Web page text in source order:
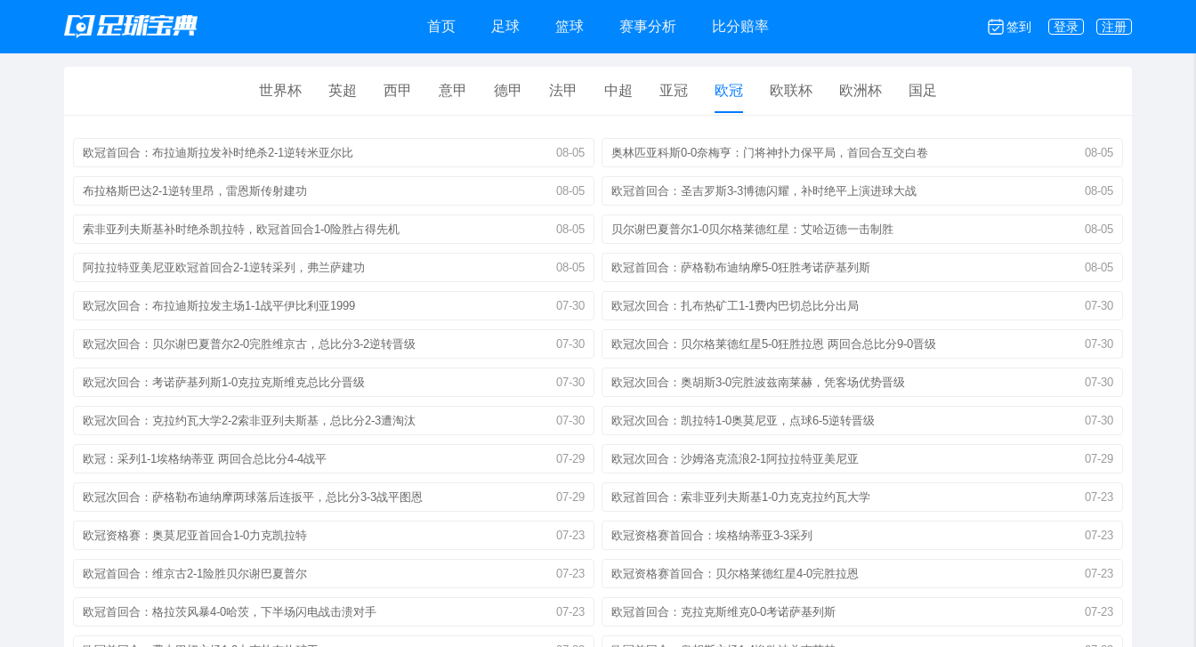
签到 登录 注册
首页 足球 篮球 赛事分析 比分赔率
世界杯 英超 西甲 意甲 德甲 法甲 中超 亚冠 欧冠 欧联杯 欧洲杯 国足
欧冠首回合：布拉迪斯拉发补时绝杀2-1逆转米亚尔比 08-05 奥林匹亚科斯0-0奈梅亨：门将神扑力保平局，首回合互交白卷 08-05
布拉格斯巴达2-1逆转里昂，雷恩斯传射建功 08-05 欧冠首回合：圣吉罗斯3-3博德闪耀，补时绝平上演进球大战 08-05
索非亚列夫斯基补时绝杀凯拉特，欧冠首回合1-0险胜占得先机 08-05 贝尔谢巴夏普尔1-0贝尔格莱德红星：艾哈迈德一击制胜 08-05
阿拉拉特亚美尼亚欧冠首回合2-1逆转采列，弗兰萨建功 08-05 欧冠首回合：萨格勒布迪纳摩5-0狂胜考诺萨基列斯 08-05
欧冠次回合：布拉迪斯拉发主场1-1战平伊比利亚1999 07-30 欧冠次回合：扎布热矿工1-1费内巴切总比分出局 07-30
欧冠次回合：贝尔谢巴夏普尔2-0完胜维京古，总比分3-2逆转晋级 07-30 欧冠次回合：贝尔格莱德红星5-0狂胜拉恩 两回合总比分9-0晋级 07-30
欧冠次回合：考诺萨基列斯1-0克拉克斯维克总比分晋级 07-30 欧冠次回合：奥胡斯3-0完胜波兹南莱赫，凭客场优势晋级 07-30
欧冠次回合：克拉约瓦大学2-2索非亚列夫斯基，总比分2-3遭淘汰 07-30 欧冠次回合：凯拉特1-0奥莫尼亚，点球6-5逆转晋级 07-30
欧冠：采列1-1埃格纳蒂亚 两回合总比分4-4战平 07-29 欧冠次回合：沙姆洛克流浪2-1阿拉拉特亚美尼亚 07-29
欧冠次回合：萨格勒布迪纳摩两球落后连扳平，总比分3-3战平图恩 07-29 欧冠首回合：索非亚列夫斯基1-0力克克拉约瓦大学 07-23
欧冠资格赛：奥莫尼亚首回合1-0力克凯拉特 07-23 欧冠资格赛首回合：埃格纳蒂亚3-3采列 07-23
欧冠首回合：维京古2-1险胜贝尔谢巴夏普尔 07-23 欧冠资格赛首回合：贝尔格莱德红星4-0完胜拉恩 07-23
欧冠首回合：格拉茨风暴4-0哈茨，下半场闪电战击溃对手 07-23 欧冠首回合：克拉克斯维克0-0考诺萨基列斯 07-23